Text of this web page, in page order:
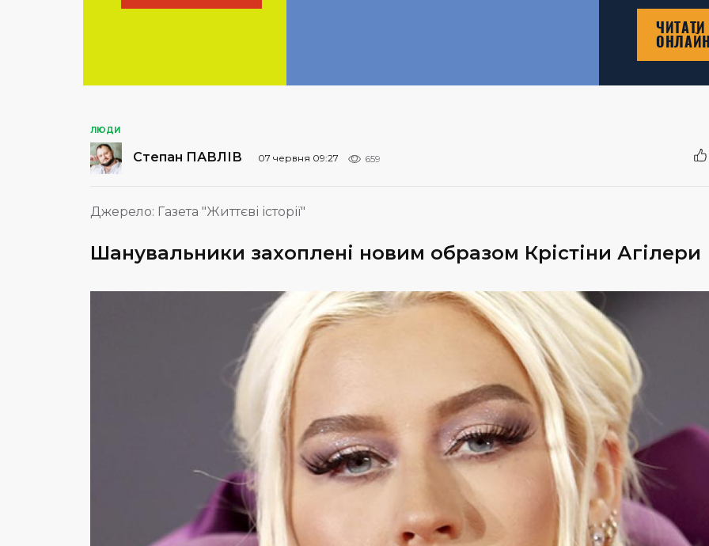
ЧИТАТИ
ЛЮДИ
Степан ПАВЛІВ 07 червня 09:27 659
Джерело: Газета "Життєві історії"
Шанувальники захоплені новим образом Крістіни Агілери